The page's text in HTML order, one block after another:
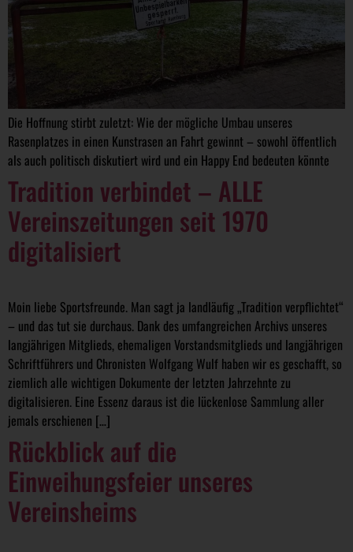
Die Hoffnung stirbt zuletzt: Wie der mögliche Umbau unseres
Rasenplatzes in einen Kunstrasen an Fahrt gewinnt – sowohl öffentlich
als auch politisch diskutiert wird und ein Happy End bedeuten könnte
Tradition verbindet – ALLE
Vereinszeitungen seit 1970
digitalisiert
Moin liebe Sportsfreunde. Man sagt ja landläufig „Tradition verpflichtet“
– und das tut sie durchaus. Dank des umfangreichen Archivs unseres
langjährigen Mitglieds, ehemaligen Vorstandsmitglieds und langjährigen
Schriftführers und Chronisten Wolfgang Wulf haben wir es geschafft, so
ziemlich alle wichtigen Dokumente der letzten Jahrzehnte zu
digitalisieren. Eine Essenz daraus ist die lückenlose Sammlung aller
jemals erschienen […]
Rückblick auf die
Einweihungsfeier unseres
Vereinsheims